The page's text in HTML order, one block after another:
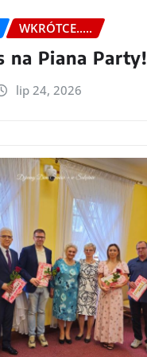
WKRÓTCE.....
na Piana Party!
lip 24, 2026